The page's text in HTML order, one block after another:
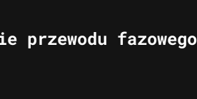
przewodu